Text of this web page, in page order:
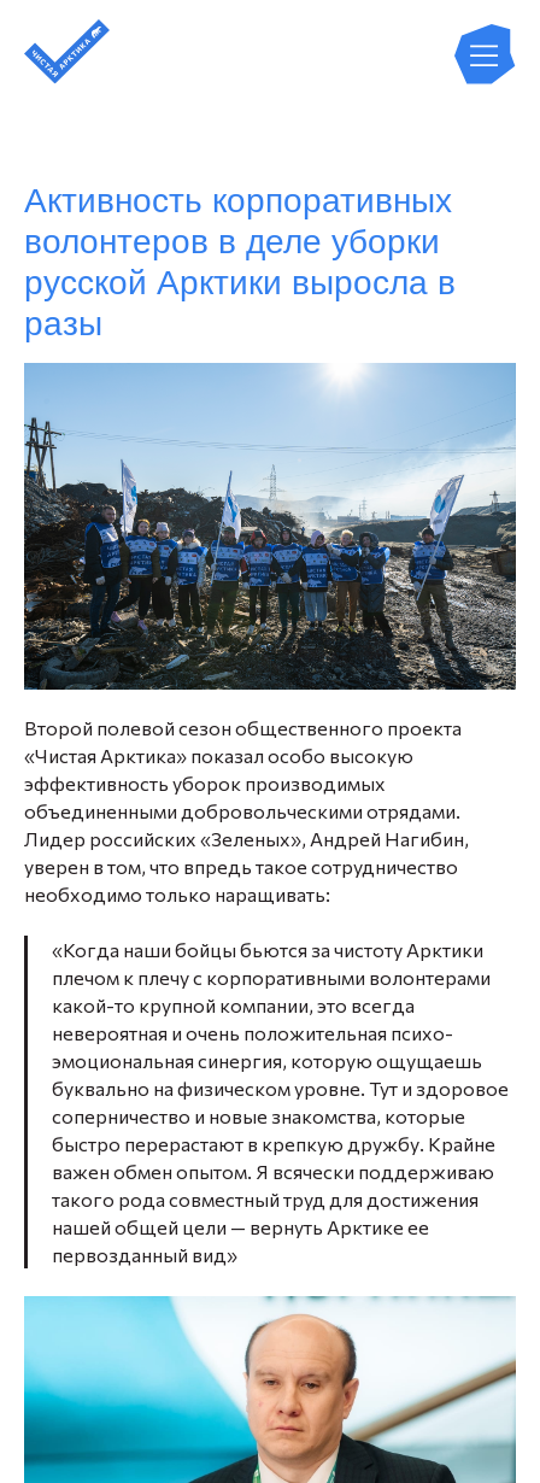
Активность корпоративных
волонтеров в деле уборки
русской Арктики выросла в
разы
Второй полевой сезон общественного проекта
«Чистая Арктика» показал особо высокую
эффективность уборок производимых
объединенными добровольческими отрядами.
Лидер российских «Зеленых», Андрей Нагибин,
уверен в том, что впредь такое сотрудничество
необходимо только наращивать:
«Когда наши бойцы бьются за чистоту Арктики
плечом к плечу с корпоративными волонтерами
какой-то крупной компании, это всегда
невероятная и очень положительная психо-
эмоциональная синергия, которую ощущаешь
буквально на физическом уровне. Тут и здоровое
соперничество и новые знакомства, которые
быстро перерастают в крепкую дружбу. Крайне
важен обмен опытом. Я всячески поддерживаю
такого рода совместный труд для достижения
нашей общей цели — вернуть Арктике ее
первозданный вид»